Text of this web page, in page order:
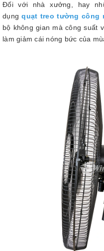
Đối với nhà xưởng, hay
dụngquạt treo tường công
bộ không gian mà công suất
làm giảm cái nóng bức của